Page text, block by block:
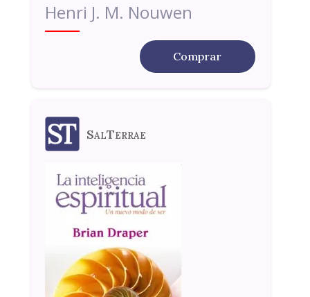
Henri J. M. Nouwen
Comprar
SalTerrae